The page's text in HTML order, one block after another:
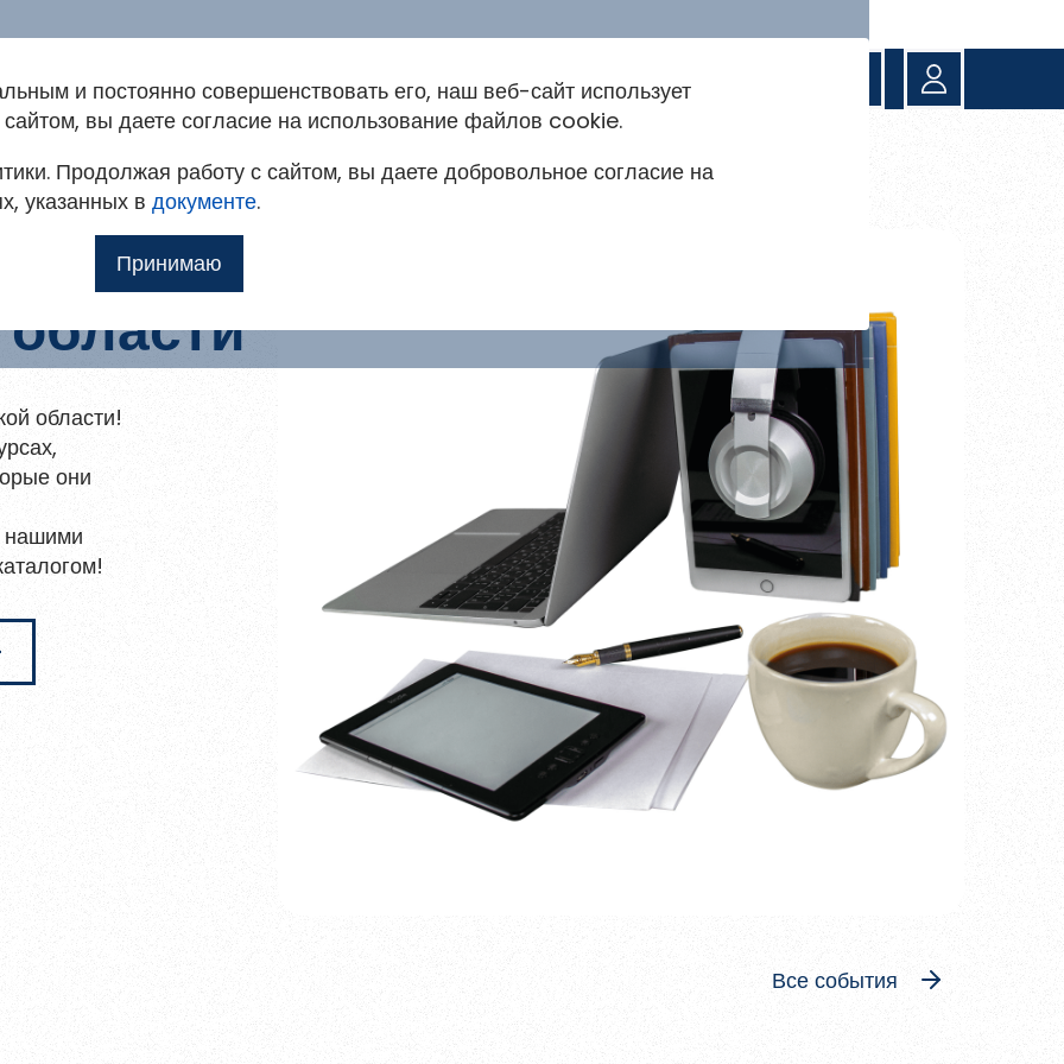
Зайди в библиотеку Советуем почитать
области!
они
нашими
Все события
и постоянно совершенствовать его, наш веб-сайт использует
вы даете согласие на использование файлов cookie.
Продолжая работу с сайтом, вы даете добровольное согласие на
указанных в документе.
Принимаю
на портале
доступ к методическим рекомендациям,
и другим полнотекстовым документам, а
содержать хотя бы одну строчную букву, одну
Обновить